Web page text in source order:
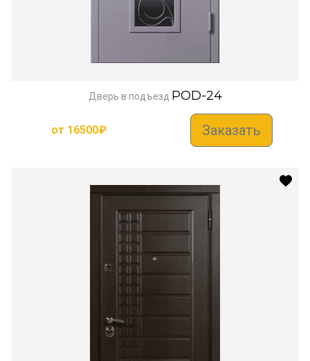
Дверь в подъезд POD-24
от 16500₽ Заказать